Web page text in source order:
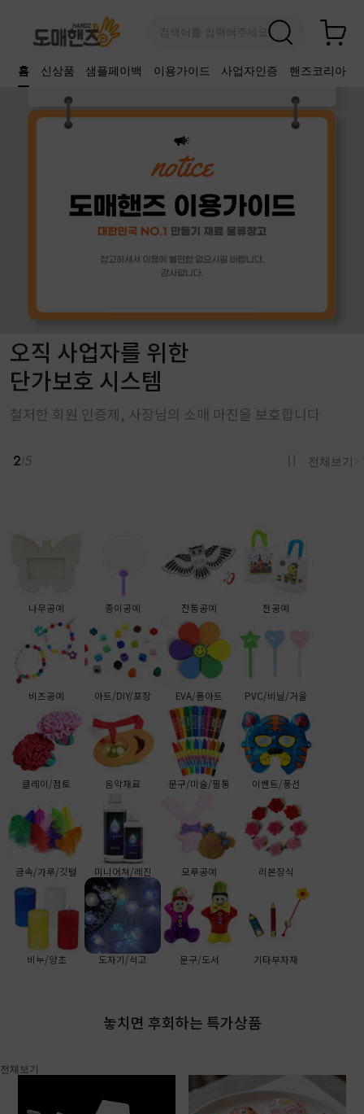
검색어를 입력해주세요
홈 신상품 샘플페이백 이용가이드 사업자인증 핸즈코리아
오직 사업자를 위한
단가보호 시스템
철저한 회원 인증제, 사장님의 소매 마진을 보호합니다
2/5 전체보기
나무공예 종이공예 전통공예 천공예
비즈공예 아트/DIY/포장 EVA/폼아트 PVC/비닐/거울
클레이/점토 음악재료 문구/미술/필통 이벤트/풍선
금속/가루/깃털 미니어쳐/레진 모루공예 리본장식
비누/양초 도자기/석고 문구/도서 기타부자재
놓치면 후회하는 특가상품
전체보기